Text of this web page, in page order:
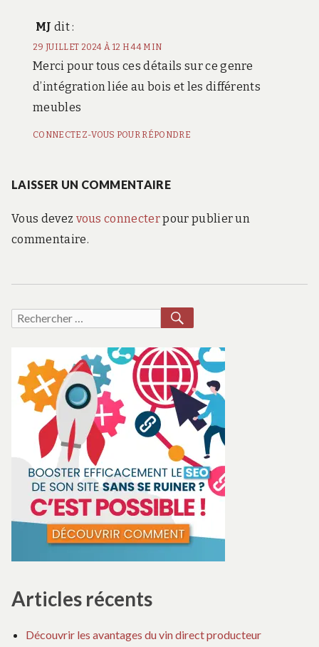
MJ dit :
29 JUILLET 2024 À 12 H 44 MIN
Merci pour tous ces détails sur ce genre
d’intégration liée au bois et les différents
meubles
CONNECTEZ-VOUS POUR RÉPONDRE
LAISSER UN COMMENTAIRE
Vous devez vous connecterpour publier un
commentaire.
Recherche
Articles récents
Découvrir les avantages du vin direct producteur